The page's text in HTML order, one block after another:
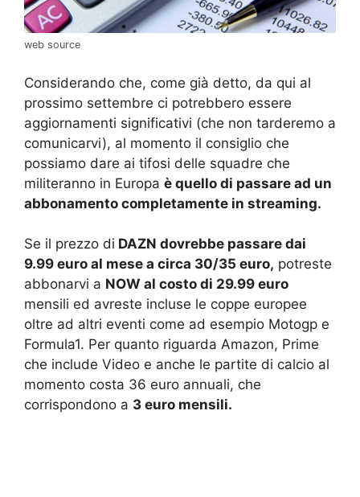
web source
Considerando che, come già detto, da qui al
prossimo settembre ci potrebbero essere
aggiornamenti significativi (che non tarderemo a
comunicarvi), al momento il consiglio che
possiamo dare ai tifosi delle squadre che
militeranno in Europa è quello di passare ad un
abbonamento completamente in streaming.
Se il prezzo di DAZN dovrebbe passare dai
9.99 euro al mese a circa 30/35 euro, potreste
abbonarvi a NOW al costo di 29.99 euro
mensili ed avreste incluse le coppe europee
oltre ad altri eventi come ad esempio Motogp e
Formula1. Per quanto riguarda Amazon, Prime
che include Video e anche le partite di calcio al
momento costa 36 euro annuali, che
corrispondono a 3 euro mensili.